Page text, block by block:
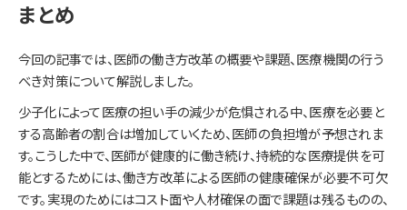
まとめ
今回の記事では、医師の働き方改革の概要や課題、医療機関の行う
べき対策について解説しました。
少子化によって医療の担い手の減少が危惧される中、医療を必要と
する高齢者の割合は増加していくため、医師の負担増が予想されま
す。こうした中で、医師が健康的に働き続け、持続的な医療提供を可
能とするためには、働き方改革による医師の健康確保が必要不可欠
です。実現のためにはコスト面や人材確保の面で課題は残るものの、